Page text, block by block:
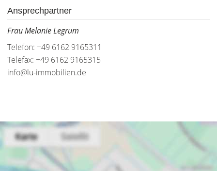
Ansprechpartner
Frau Melanie Legrum
Telefon: +49 6162 9165311
Telefax: +49 6162 9165315
info@lu-immobilien.de